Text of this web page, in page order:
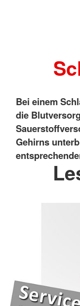
Bei einem
die
Gehirns